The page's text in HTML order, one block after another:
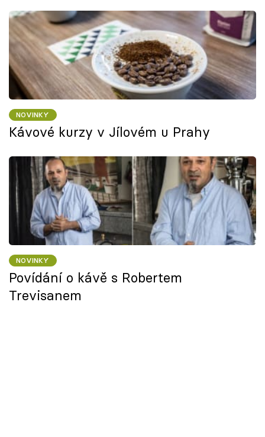
NOVINKY
Kávové kurzy v Jílovém u Prahy
NOVINKY
Povídání o kávě s Robertem
Trevisanem